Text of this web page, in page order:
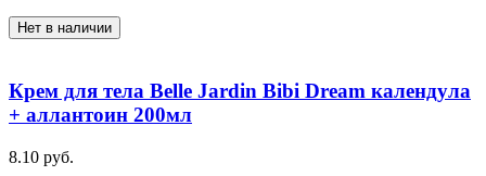
Нет в наличии
Крем для тела Belle Jardin Bibi Dream календула
+ аллантоин 200мл
8.10 руб.